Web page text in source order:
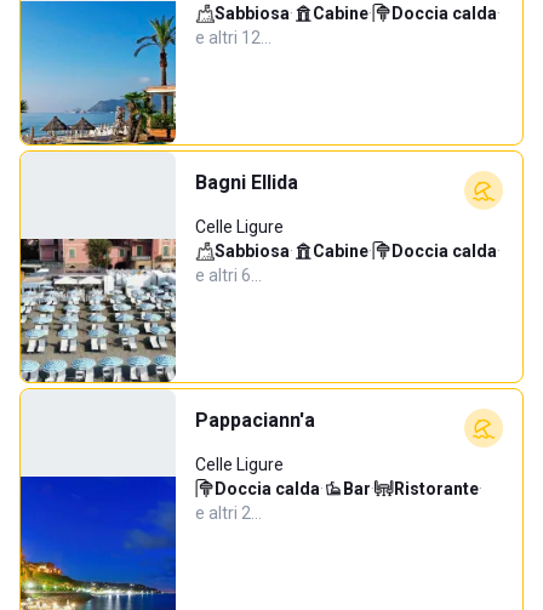
Sabbiosa· Cabine· Doccia calda·
e altri 12…
Bagni Ellida
Celle Ligure
Sabbiosa· Cabine· Doccia calda·
e altri 6…
Pappaciann'a
Celle Ligure
Doccia calda· Bar· Ristorante·
e altri 2…